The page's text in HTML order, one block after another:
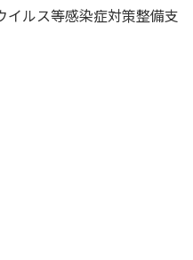
ルス等感染症対策整備支